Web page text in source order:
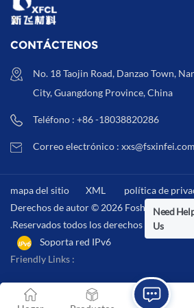
y ecológicos.
CONTÁCTENOS
No. 18 Taojin Road, Danzao Town,
City, Guangdong Province, China
Teléfono : +86 -18038820286
Correo electrónico : xxs@fsxinfei.com
mapa del sitio XML
política de
Derechos de autor © 2026 Foshan Xinfei
.Reservados todos los derechos . / XML
Soporta red IPv6
Friendly Links :
Need
Us